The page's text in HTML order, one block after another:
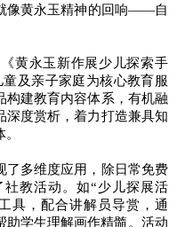
像黄永玉精神的回响——自
永玉新作展少儿探索手
及亲子家庭为核心教育服
构建教育内容体系，有机融
深度赏析，着力打造兼具知
多维度应用，除日常免费
教活动。如“少儿探展活
具，配合讲解员导赏，通
学生理解画作精髓。活动